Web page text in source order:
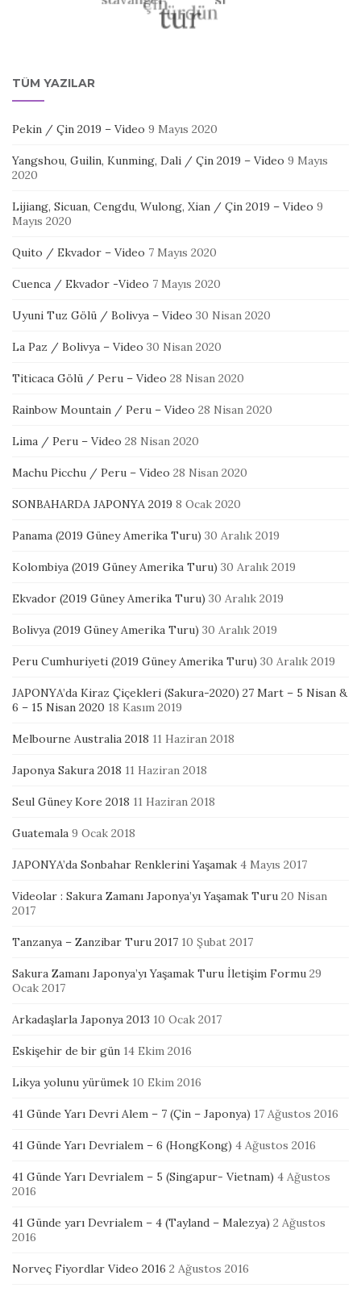
TÜM YAZILAR
Pekin / Çin 2019 – Video 9 Mayıs 2020
Yangshou, Guilin, Kunming, Dali / Çin 2019 – Video 9 Mayıs
2020
Lijiang, Sicuan, Cengdu, Wulong, Xian / Çin 2019 – Video 9
Mayıs 2020
Quito / Ekvador – Video 7 Mayıs 2020
Cuenca / Ekvador -Video 7 Mayıs 2020
Uyuni Tuz Gölü / Bolivya – Video 30 Nisan 2020
La Paz / Bolivya – Video 30 Nisan 2020
Titicaca Gölü / Peru – Video 28 Nisan 2020
Rainbow Mountain / Peru – Video 28 Nisan 2020
Lima / Peru – Video 28 Nisan 2020
Machu Picchu / Peru – Video 28 Nisan 2020
SONBAHARDA JAPONYA 2019 8 Ocak 2020
Panama (2019 Güney Amerika Turu) 30 Aralık 2019
Kolombiya (2019 Güney Amerika Turu) 30 Aralık 2019
Ekvador (2019 Güney Amerika Turu) 30 Aralık 2019
Bolivya (2019 Güney Amerika Turu) 30 Aralık 2019
Peru Cumhuriyeti (2019 Güney Amerika Turu) 30 Aralık 2019
JAPONYA’da Kiraz Çiçekleri (Sakura-2020) 27 Mart – 5 Nisan &
6 – 15 Nisan 2020 18 Kasım 2019
Melbourne Australia 2018 11 Haziran 2018
Japonya Sakura 2018 11 Haziran 2018
Seul Güney Kore 2018 11 Haziran 2018
Guatemala 9 Ocak 2018
JAPONYA’da Sonbahar Renklerini Yaşamak 4 Mayıs 2017
Videolar : Sakura Zamanı Japonya’yı Yaşamak Turu 20 Nisan
2017
Tanzanya – Zanzibar Turu 2017 10 Şubat 2017
Sakura Zamanı Japonya’yı Yaşamak Turu İletişim Formu 29
Ocak 2017
Arkadaşlarla Japonya 2013 10 Ocak 2017
Eskişehir de bir gün 14 Ekim 2016
Likya yolunu yürümek 10 Ekim 2016
41 Günde Yarı Devri Alem – 7 (Çin – Japonya) 17 Ağustos 2016
41 Günde Yarı Devrialem – 6 (HongKong) 4 Ağustos 2016
41 Günde Yarı Devrialem – 5 (Singapur- Vietnam) 4 Ağustos
2016
41 Günde yarı Devrialem – 4 (Tayland – Malezya) 2 Ağustos
2016
Norveç Fiyordlar Video 2016 2 Ağustos 2016